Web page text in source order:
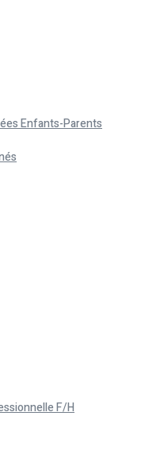
Enfants-Parents
F/H